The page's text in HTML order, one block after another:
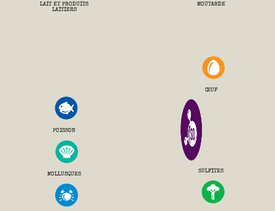
LAIT ET PRODUITS
LAITIERS
MOUTARDE
POISSON
MOLLUSQUES
ŒUF
SULFITES